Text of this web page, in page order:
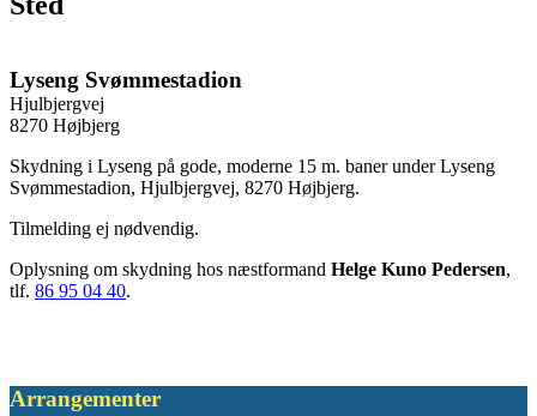
Lyseng Svømmestadion
Hjulbjergvej
8270 Højbjerg
Skydning i Lyseng på gode, moderne 15 m. baner under Lyseng
Svømmestadion, Hjulbjergvej, 8270 Højbjerg.
Tilmelding ej nødvendig.
Oplysning om skydning hos næstformand Helge Kuno Pedersen,
tlf. 86 95 04 40.
Arrangementer